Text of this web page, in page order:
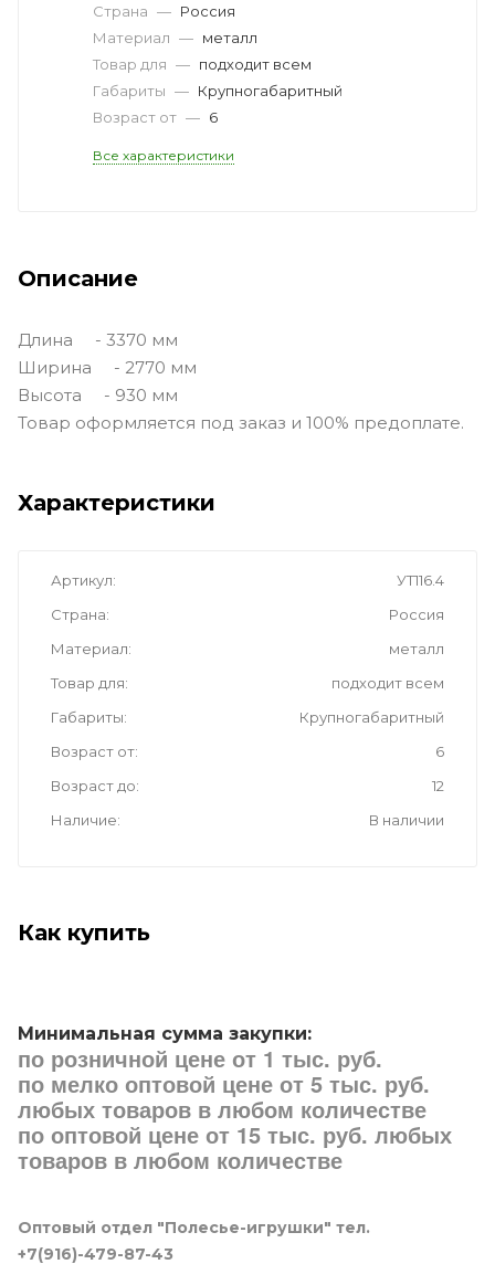
Страна — Россия
Материал — металл
Товар для — подходит всем
Габариты — Крупногабаритный
Возраст от — 6
Все характеристики
Описание
Длина - 3370 мм
Ширина - 2770 мм
Высота - 930 мм
Товар оформляется под заказ и 100% предоплате.
Характеристики
Артикул
УТ116.4
Страна
Россия
Материал
металл
Товар для
подходит всем
Габариты
Крупногабаритный
Возраст от
6
Возраст до
12
Наличие
В наличии
Как купить
Минимальная сумма закупки:
по розничной цене от 1 тыс. руб.
по мелко оптовой цене от 5 тыс. руб.
любых товаров в любом количестве
по оптовой цене от 15 тыс. руб. любых
товаров в любом количестве
Оптовый отдел "Полесье-игрушки" тел.
+7(916)-479-87-43